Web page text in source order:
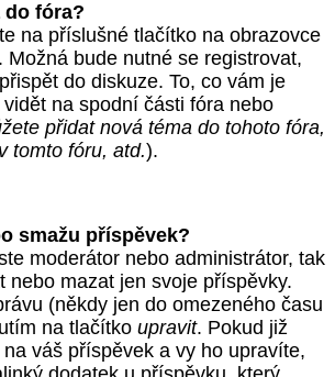
do fóra?
na příslušné tlačítko na obrazovce
Možná bude nutné se registrovat,
do diskuze. To, co vám je
na spodní části fóra nebo
přidat nová téma do tohoto fóra,
tomto fóru, atd.).
smažu příspěvek?
moderátor nebo administrátor, tak
nebo mazat jen svoje příspěvky.
(někdy jen do omezeného času
na tlačítko upravit. Pokud již
váš příspěvek a vy ho upravíte,